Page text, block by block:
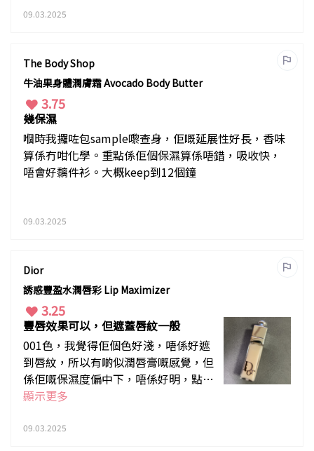
09.03.2025
The Body Shop
牛油果身體潤膚霜 Avocado Body Butter
3.75
幾保濕
嗰時我攞咗包sample嚟查身，佢嘅延展性好長，香味
算係冇咁化學。重點係佢個保濕算係唔錯，吸收快，
唔會好黐件衫。大概keep到12個鐘
09.03.2025
Dior
誘惑豐盈水潤唇彩 Lip Maximizer
3.25
豐唇效果可以，但遮蓋唇紋一般
001色，我覺得佢個色好淺，唔係好遮
到唇紋，所以有啲似潤唇膏嘅感覺，但
係佢嘅保濕度偏中下，唔係好明，點解
啲人會喺夜晚用？啲人話用完之後第二
顯示更多
09.03.2025